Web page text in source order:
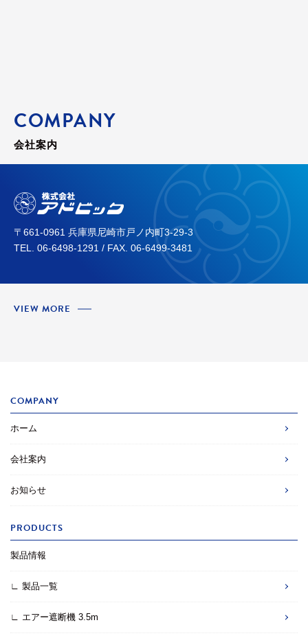
COMPANY
会社案内
〒661-0961 兵庫県尼崎市戸ノ内町3-29-3
TEL. 06-6498-1291 / FAX. 06-6499-3481
VIEW MORE
COMPANY
ホーム
会社案内
お知らせ
PRODUCTS
製品情報
∟ 製品一覧
∟ エアー遮断機 3.5m